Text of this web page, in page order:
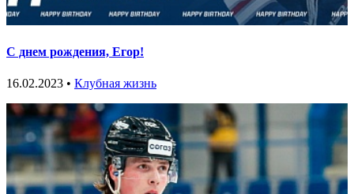
С днем рождения, Егор!
16.02.2023 • Клубная жизнь